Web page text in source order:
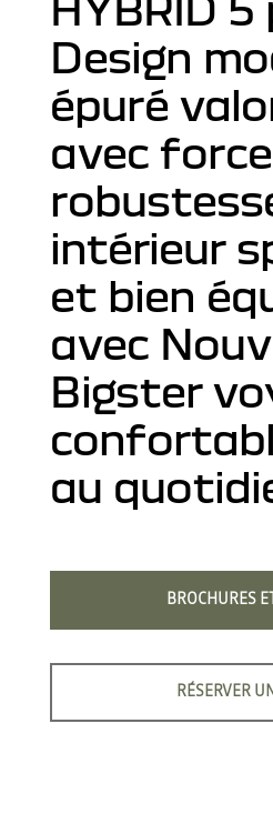
Design
épuré
avec
intérieur
et bien
avec
Bigster
au
BROCHURES
RÉSERVER